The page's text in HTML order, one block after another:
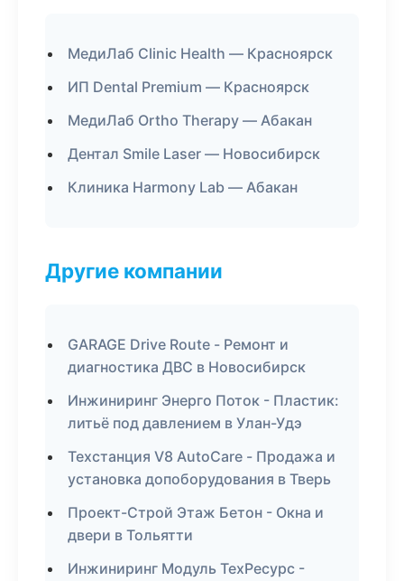
МедиЛаб Clinic Health — Красноярск
ИП Dental Premium — Красноярск
МедиЛаб Ortho Therapy — Абакан
Дентал Smile Laser — Новосибирск
Клиника Harmony Lab — Абакан
Другие компании
GARAGE Drive Route - Ремонт и
диагностика ДВС в Новосибирск
Инжиниринг Энерго Поток - Пластик:
литьё под давлением в Улан-Удэ
Техстанция V8 AutoCare - Продажа и
установка допоборудования в Тверь
Проект-Строй Этаж Бетон - Окна и
двери в Тольятти
Инжиниринг Модуль ТехРесурс -